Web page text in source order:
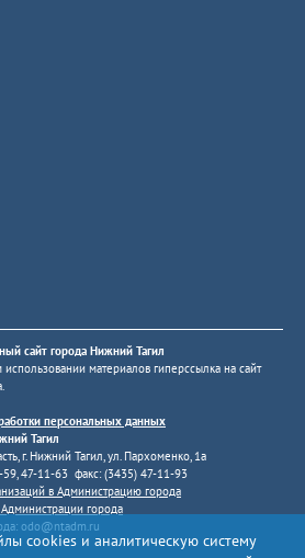
сайт города Нижний Тагил
материалов гиперссылка на сайт
персональных данных
Тагил
г. Нижний Тагил, ул. Пархоменко, 1а
47-11-63 факс: (3435) 47-11-93
в Администрацию города
города
odo@ntadm.ru
cookies и аналитическую систему